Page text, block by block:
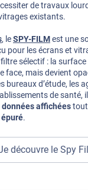
de travaux
existants.
, leSPY-FILMest une
pour les écrans et
sélectif : la
face, mais devient
bureaux d’étude, les
de santé,
affichées
.
découvre le Spy